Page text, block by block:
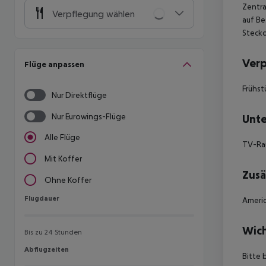
Verpflegung wählen
Flüge anpassen
Nur Direktflüge
Nur Eurowings-Flüge
Alle Flüge
Mit Koffer
Ohne Koffer
Flugdauer
Flugdauer
Bis zu 24 Stunden
Abflugzeiten
Abflugzeiten
auf
TV-
Bitte